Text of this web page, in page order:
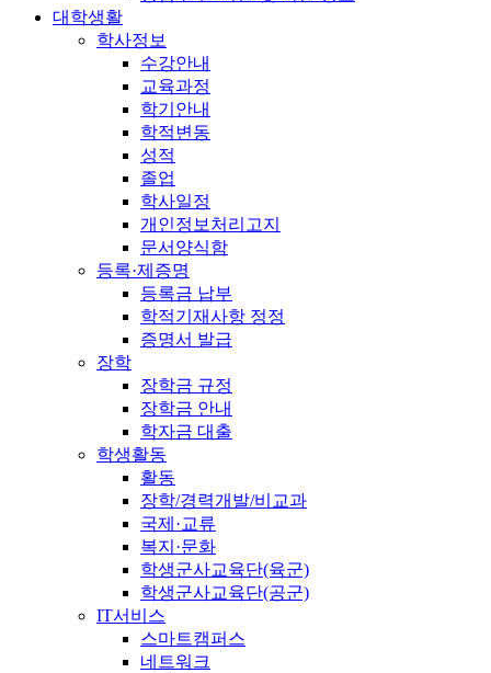
대학생활
학사정보
수강안내
교육과정
학기안내
학적변동
성적
졸업
학사일정
개인정보처리고지
문서양식함
등록·제증명
등록금 납부
학적기재사항 정정
증명서 발급
장학
장학금 규정
장학금 안내
학자금 대출
학생활동
활동
장학/경력개발/비교과
국제·교류
복지·문화
학생군사교육단(육군)
학생군사교육단(공군)
IT서비스
스마트캠퍼스
네트워크